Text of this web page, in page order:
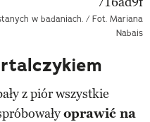
w badaniach. / Fot. Mariana
Nabais
z piór wszystkie
oprawić na